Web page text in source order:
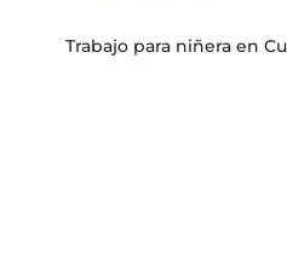
Trabajo para niñera en